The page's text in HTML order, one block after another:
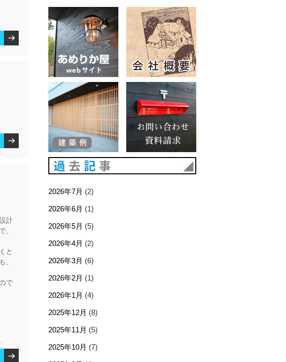
計
、
と
、
で
あめりか屋WEBサイト
2026年7月 (2)
2026年6月 (1)
2026年5月 (5)
2026年4月 (2)
2026年3月 (6)
2026年2月 (1)
2026年1月 (4)
2025年12月 (8)
2025年11月 (5)
2025年10月 (7)